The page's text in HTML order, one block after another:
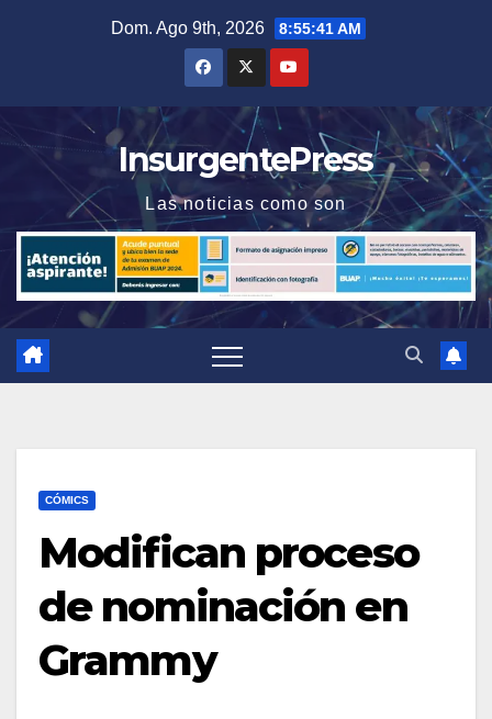
Dom. Ago 9th, 2026 8:55:42 AM
InsurgentePress
Las noticias como son
CÓMICS
Modifican proceso
de nominación en
Grammy